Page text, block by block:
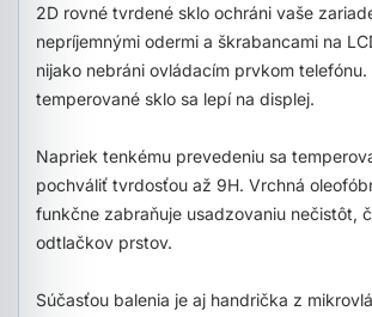
2D rovné tvrdené sklo ochráni vaše
nepríjemnými odermi a škrabancami na
nijako nebráni ovládacím prvkom telefónu.
temperované sklo sa lepí na displej.
Napriek tenkému prevedeniu sa
pochváliť tvrdosťou až 9H. Vrchná
funkčne zabraňuje usadzovaniu nečistôt,
odtlačkov prstov.
Súčasťou balenia je aj handrička z